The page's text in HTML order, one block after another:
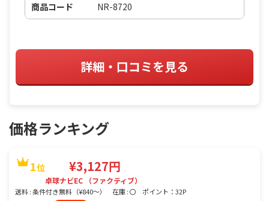
商品コード NR-8720
詳細・口コミを見る
価格ランキング
1位 ¥3,127円
卓球ナビEC （ファクティブ）
送料 : 条件付き無料（¥840〜） 在庫 : 〇 ポイント：32P